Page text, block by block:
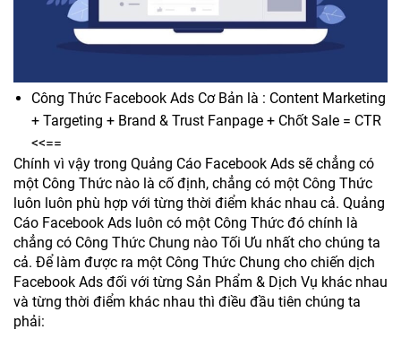
Công Thức Facebook Ads Cơ Bản là : Content Marketing
+ Targeting + Brand & Trust Fanpage + Chốt Sale = CTR
<<==
Chính vì vậy trong Quảng Cáo Facebook Ads sẽ chẳng có
một Công Thức nào là cố định, chẳng có một Công Thức
luôn luôn phù hợp với từng thời điểm khác nhau cả. Quảng
Cáo Facebook Ads luôn có một Công Thức đó chính là
chẳng có Công Thức Chung nào Tối Ưu nhất cho chúng ta
cả. Để làm được ra một Công Thức Chung cho chiến dịch
Facebook Ads đối với từng Sản Phẩm & Dịch Vụ khác nhau
và từng thời điểm khác nhau thì điều đầu tiên chúng ta
phải: